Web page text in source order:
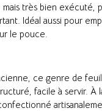
mais très bien exécuté,
Idéal aussi pour
le pouce.
ce genre de
facile à servir. À